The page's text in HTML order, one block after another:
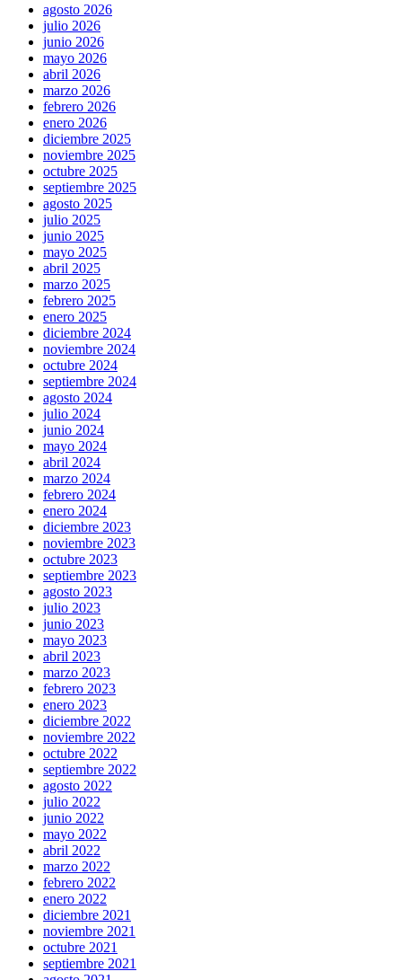
agosto 2026
julio 2026
junio 2026
mayo 2026
abril 2026
marzo 2026
febrero 2026
enero 2026
diciembre 2025
noviembre 2025
octubre 2025
septiembre 2025
agosto 2025
julio 2025
junio 2025
mayo 2025
abril 2025
marzo 2025
febrero 2025
enero 2025
diciembre 2024
noviembre 2024
octubre 2024
septiembre 2024
agosto 2024
julio 2024
junio 2024
mayo 2024
abril 2024
marzo 2024
febrero 2024
enero 2024
diciembre 2023
noviembre 2023
octubre 2023
septiembre 2023
agosto 2023
julio 2023
junio 2023
mayo 2023
abril 2023
marzo 2023
febrero 2023
enero 2023
diciembre 2022
noviembre 2022
octubre 2022
septiembre 2022
agosto 2022
julio 2022
junio 2022
mayo 2022
abril 2022
marzo 2022
febrero 2022
enero 2022
diciembre 2021
noviembre 2021
octubre 2021
septiembre 2021